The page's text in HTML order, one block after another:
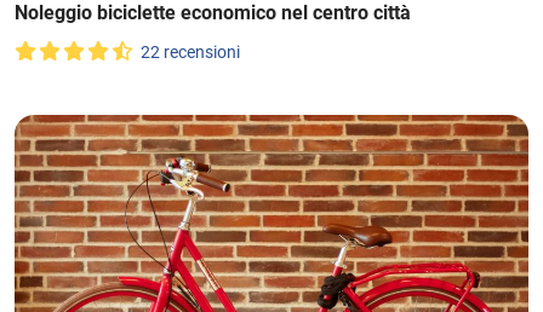
Noleggio biciclette economico nel centro città
22 recensioni